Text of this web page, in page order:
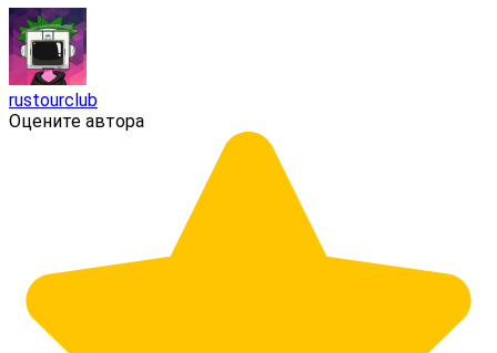
rustourclub
Оцените автора